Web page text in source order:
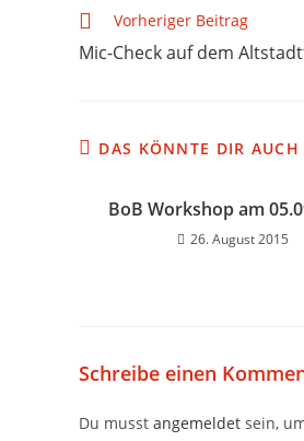
Vorheriger Beitrag
Mic-Check auf dem
DAS KÖNNTE DIR AUCH
BoB Workshop am
26. August 2015
Schreibe einen
Du musst angemeldet sein,